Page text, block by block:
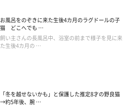
お風呂をのぞきに来た生後4カ月のラグドールの子
猫 どこへでも …
飼い主さんの長風呂中、浴室の前まで様子を見に来
た生後4カ月の …
「冬を越せないかも」と保護した推定8才の野良猫
→約5年後、腕 …